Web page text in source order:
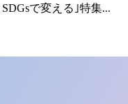
で変える｣特集...